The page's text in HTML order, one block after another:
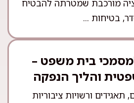
מורכבת שמטרתה להבטיח
בטיחות ...
בית משפט –
והליך הנפקה
תאגידים ורשויות ציבוריות